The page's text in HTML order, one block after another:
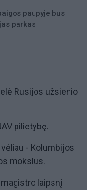
paupyje bus
parkas
Rusijos užsienio
pilietybę.
- Kolumbijos
mokslus.
laipsnį